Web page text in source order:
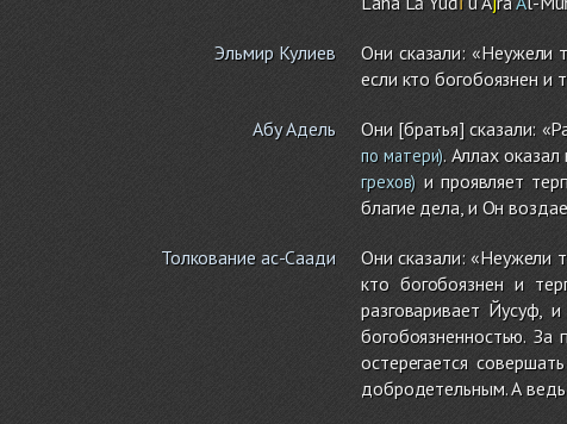
Эльмир Кулиев Они сказали: «Неужели
если кто богобоязнен и
Абу Адель Они [братья] сказали:
по матери). Аллах
грехов) и проявляет
благие дела, и Он
Толкование ас-Саади Они сказали: «Неужели
кто богобоязнен и
разговаривает
богобоязненностью.
остерегается
добродетельным. А